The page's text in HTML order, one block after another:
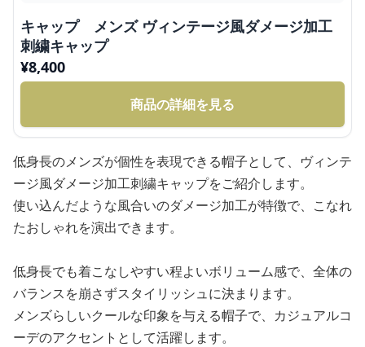
キャップ メンズ ヴィンテージ風ダメージ加工
刺繍キャップ
¥8,400
商品の詳細を見る
低身長のメンズが個性を表現できる帽子として、ヴィンテ
ージ風ダメージ加工刺繍キャップをご紹介します。
使い込んだような風合いのダメージ加工が特徴で、こなれ
たおしゃれを演出できます。
低身長でも着こなしやすい程よいボリューム感で、全体の
バランスを崩さずスタイリッシュに決まります。
メンズらしいクールな印象を与える帽子で、カジュアルコ
ーデのアクセントとして活躍します。